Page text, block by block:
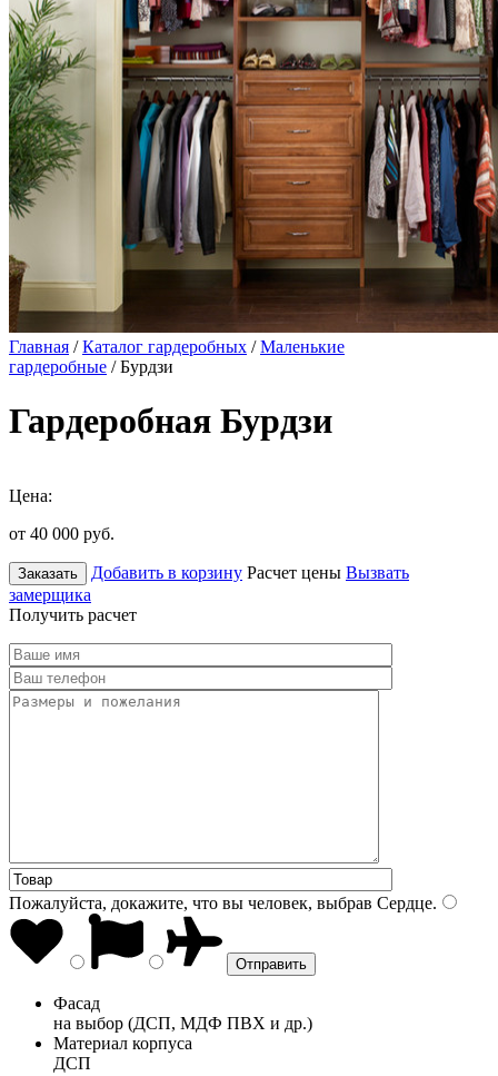
Главная /Каталог гардеробных /Маленькие
гардеробные / Бурдзи
Гардеробная Бурдзи
Цена:
от 40 000 руб.
Заказать Добавить в корзину Расчет цены Вызвать
замерщика
Получить расчет
Пожалуйста, докажите, что вы человек, выбрав Сердце.
Фасад
на выбор (ДСП, МДФ ПВХ и др.)
Материал корпуса
ДСП